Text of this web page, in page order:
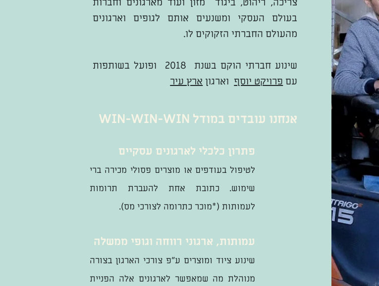
בעולם העסקי ומשנעים אותם לגופים וארגונים
מהעולם החברתי הזקוקים לו.
שינוע חברתי הוקם בשנת 2018 ופועל בשותפות
עם פרויקט יוסף וארגון ארץ עיר
אנחנו עובדים במודל WIN-WIN-WIN
פתרון כלכלי לארגונים עסקיים
לטיפול בעודפים או מוצרים פסולי מכירה ברי
שימוש. כתובת אחת להעברת תרומות
לעמותות (*מוכר כתרומה לצורכי מס).
עמותות, ארגוני רווחה וגופי ממשלה
שינוע ציוד ומוצרים ע"פ צורכי הארגון בצורה
מנוהלת מה שמאפשר לארגונים אלה הפניית